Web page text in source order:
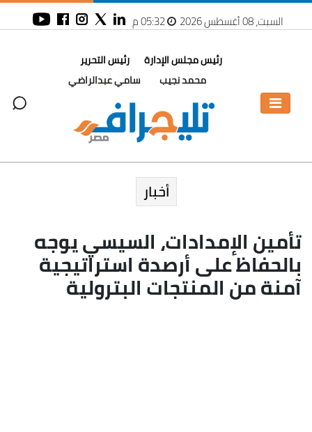
السبت، 08 أغسطس 2026 05:32 م
رئيس مجلس الإدارة
محمد نجيب
رئيس التحرير
سامي عبدالراضي
أخبار
تأمين الإمدادات، السيسي يوجه
بالحفاظ على أرصدة استراتيجية
آمنة من المنتجات البترولية